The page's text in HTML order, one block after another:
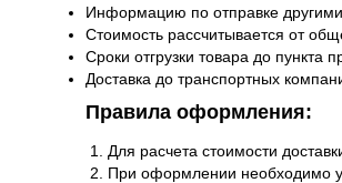
Информацию по отправке
Стоимость рассчитывается от
Сроки отгрузки товара до пункта
Доставка до транспортных
Правила оформления:
Для расчета стоимости
При оформлении необходимо